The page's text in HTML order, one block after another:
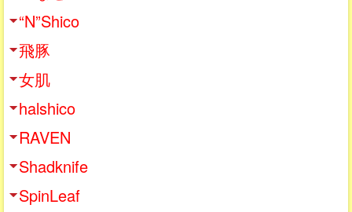
“N”Shico
飛豚
女肌
halshico
RAVEN
Shadknife
SpinLeaf